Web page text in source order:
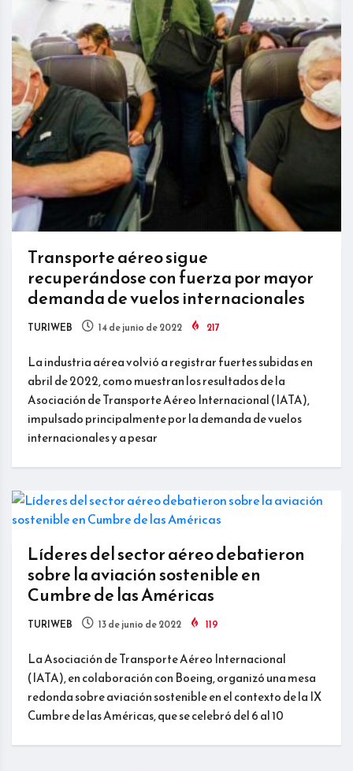
Transporte aéreo sigue
recuperándose con fuerza por mayor
demanda de vuelos internacionales
TURIWEB 14 de junio de 2022 217
La industria aérea volvió a registrar fuertes subidas en
abril de 2022, como muestran los resultados de la
Asociación de Transporte Aéreo Internacional (IATA),
impulsado principalmente por la demanda de vuelos
internacionales y a pesar
Líderes del sector aéreo debatieron
sobre la aviación sostenible en
Cumbre de las Américas
TURIWEB 13 de junio de 2022 119
La Asociación de Transporte Aéreo Internacional
(IATA), en colaboración con Boeing, organizó una mesa
redonda sobre aviación sostenible en el contexto de la IX
Cumbre de las Américas, que se celebró del 6 al 10